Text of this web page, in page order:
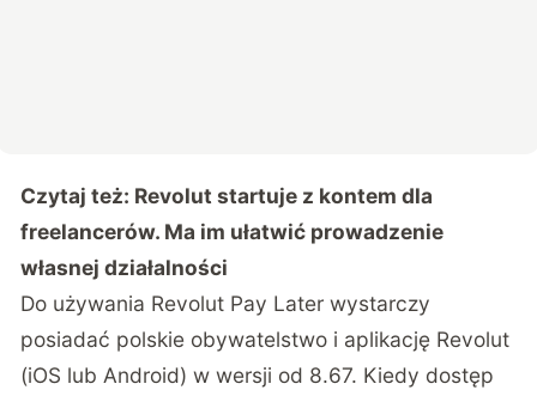
Czytaj też: Revolut startuje z kontem dla
freelancerów. Ma im ułatwić prowadzenie
własnej działalności
Do używania Revolut Pay Later wystarczy
posiadać polskie obywatelstwo i aplikację Revolut
(iOS lub Android) w wersji od 8.67. Kiedy dostęp